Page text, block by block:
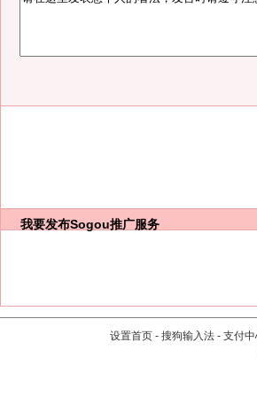
我要发布Sogou推广服务
设置首页 - 搜狗输入法 - 支付